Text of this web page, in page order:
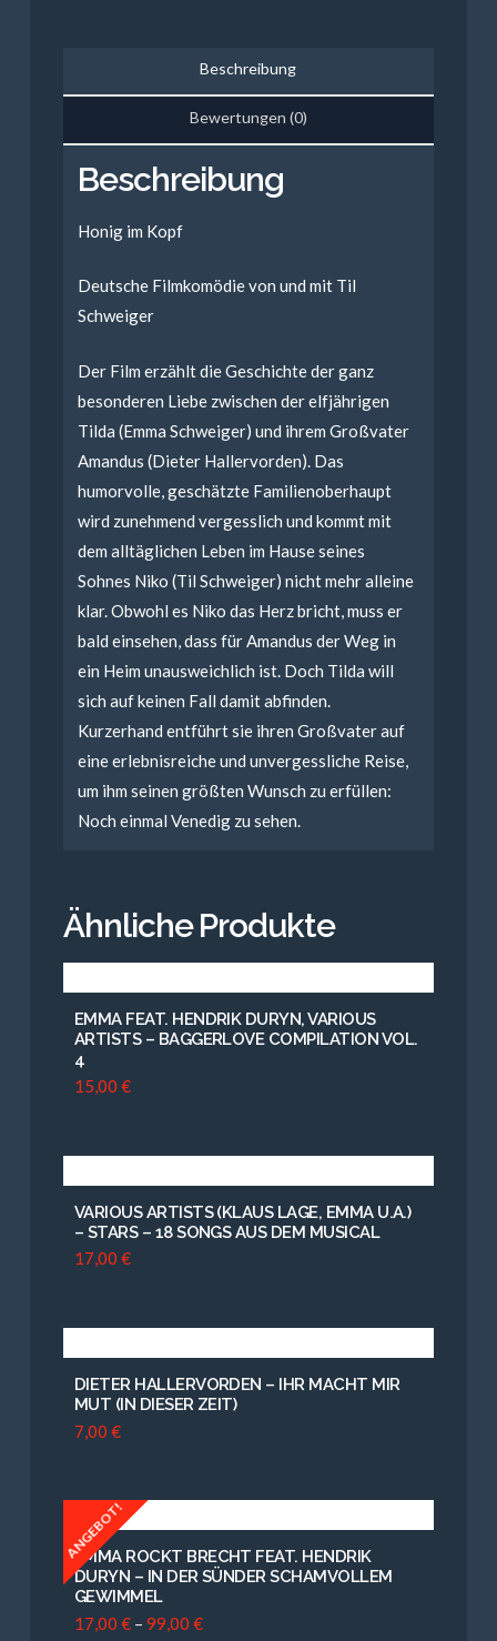
Beschreibung
Bewertungen (0)
Beschreibung
Honig im Kopf
Deutsche Filmkomödie von und mit Til
Schweiger
Der Film erzählt die Geschichte der ganz
besonderen Liebe zwischen der elfjährigen
Tilda (Emma Schweiger) und ihrem Großvater
Amandus (Dieter Hallervorden). Das
humorvolle, geschätzte Familienoberhaupt
wird zunehmend vergesslich und kommt mit
dem alltäglichen Leben im Hause seines
Sohnes Niko (Til Schweiger) nicht mehr alleine
klar. Obwohl es Niko das Herz bricht, muss er
bald einsehen, dass für Amandus der Weg in
ein Heim unausweichlich ist. Doch Tilda will
sich auf keinen Fall damit abfinden.
Kurzerhand entführt sie ihren Großvater auf
eine erlebnisreiche und unvergessliche Reise,
um ihm seinen größten Wunsch zu erfüllen:
Noch einmal Venedig zu sehen.
Ähnliche Produkte
EMMA FEAT. HENDRIK DURYN, VARIOUS
ARTISTS – BAGGERLOVE COMPILATION VOL.
4
15,00 €
VARIOUS ARTISTS (KLAUS LAGE, EMMA U.A.)
– STARS – 18 SONGS AUS DEM MUSICAL
17,00 €
DIETER HALLERVORDEN – IHR MACHT MIR
MUT (IN DIESER ZEIT)
7,00 €
ANGEBOT!
5.00
EMMA ROCKT BRECHT FEAT. HENDRIK
DURYN – IN DER SÜNDER SCHAMVOLLEM
GEWIMMEL
17,00 €– 99,00 €